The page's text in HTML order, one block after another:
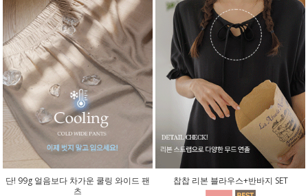
단! 99g 얼음보다 차가운 쿨링 와이드 팬
츠
찹찹 리본 블라우스+반바지 SET